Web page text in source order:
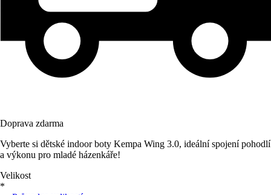
Doprava zdarma
Vyberte si dětské indoor boty Kempa Wing 3.0, ideální spojení pohodlí
a výkonu pro mladé házenkáře!
Velikost
*